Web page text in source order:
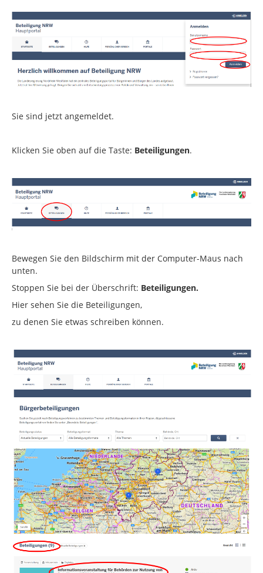
Sie sind jetzt angemeldet.
Klicken Sie oben auf die Taste: Beteiligungen.
Bewegen Sie den Bildschirm mit der Computer-Maus nach
unten.
Stoppen Sie bei der Überschrift: Beteiligungen.
Hier sehen Sie die Beteiligungen,
zu denen Sie etwas schreiben können.